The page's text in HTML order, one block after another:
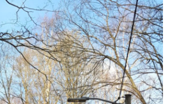
2017 KL. 8:57 E M
att höra att du inte har några problem
diabetes. Har en vän som får kämpa
mycket.